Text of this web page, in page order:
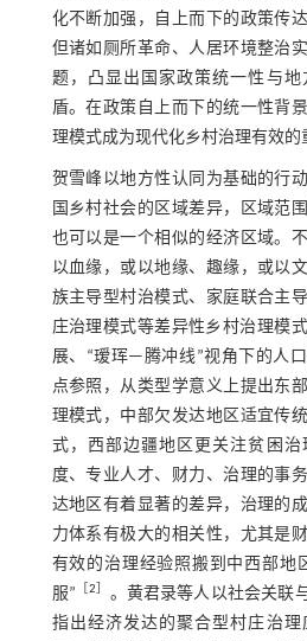
化不断加强，自上而下的政策传
但诸如厕所革命、人居环境整治
题，凸显出国家政策统一性与
盾。在政策自上而下的统一性背
理模式成为现代化乡村治理有效的
贺雪峰以地方性认同为基础的行
国乡村社会的区域差异，区域范
也可以是一个相似的经济区域。
以血缘，或以地缘、趣缘，或以
族主导型村治模式、家庭联合主
庄治理模式等差异性乡村治理模式
展、“瑷珲—腾冲线”视角下的人
点参照，从类型学意义上提出东
理模式，中部欠发达地区适宜传
式，西部边疆地区更关注贫困
度、专业人才、财力、治理的事
达地区有着显著的差异，治理的
力体系有极大的相关性，尤其是
有效的治理经验照搬到中西部地
服” ［2
。黄君录等人以社会关联
指出经济发达的聚合型村庄治